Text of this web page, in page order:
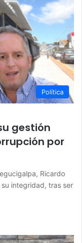
Política
gestión
por
Ricardo
integridad, tras ser